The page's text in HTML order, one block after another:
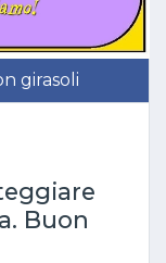
girasoli
Buon